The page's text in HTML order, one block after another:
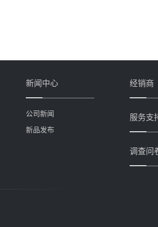
新闻中心
公司新闻
新品发布
经销商
服务支
调查问